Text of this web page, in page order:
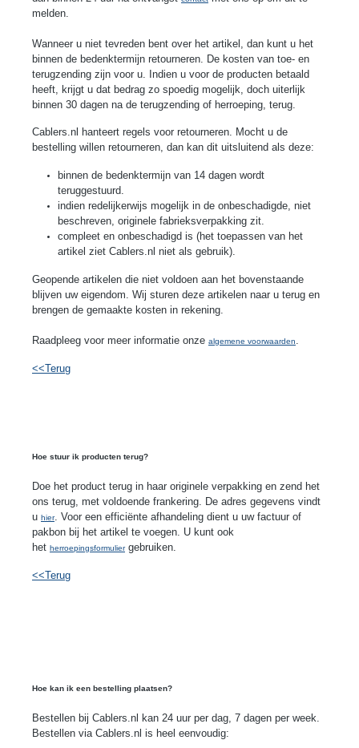
melden.
Wanneer u niet tevreden bent over het artikel, dan kunt u het
binnen de bedenktermijn retourneren. De kosten van toe- en
terugzending zijn voor u. Indien u voor de producten betaald
heeft, krijgt u dat bedrag zo spoedig mogelijk, doch uiterlijk
binnen 30 dagen na de terugzending of herroeping, terug.
Cablers.nl hanteert regels voor retourneren. Mocht u de
bestelling willen retourneren, dan kan dit uitsluitend als deze:
binnen de bedenktermijn van 14 dagen wordt
teruggestuurd.
indien redelijkerwijs mogelijk in de onbeschadigde, niet
beschreven, originele fabrieksverpakking zit.
compleet en onbeschadigd is (het toepassen van het
artikel ziet Cablers.nl niet als gebruik).
Geopende artikelen die niet voldoen aan het bovenstaande
blijven uw eigendom. Wij sturen deze artikelen naar u terug en
brengen de gemaakte kosten in rekening.
Raadpleeg voor meer informatie onze algemene voorwaarden.
<<Terug
Hoe stuur ik producten terug?
Doe het product terug in haar originele verpakking en zend het
ons terug, met voldoende frankering. De adres gegevens vindt
u hier. Voor een efficiënte afhandeling dient u uw factuur of
pakbon bij het artikel te voegen. U kunt ook
het herroepingsformuliergebruiken.
<<Terug
Hoe kan ik een bestelling plaatsen?
Bestellen bij Cablers.nl kan 24 uur per dag, 7 dagen per week.
Bestellen via Cablers.nl is heel eenvoudig: